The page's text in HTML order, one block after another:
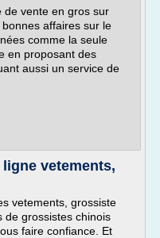
de vente en gros sur
affaires sur le
comme la seule
en proposant des
aussi un service de
vetements,
vetements, grossiste
de grossistes chinois
faire confiance. Et